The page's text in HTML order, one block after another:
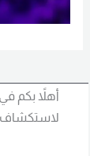
أهلاً بكم في
لاستكشاف